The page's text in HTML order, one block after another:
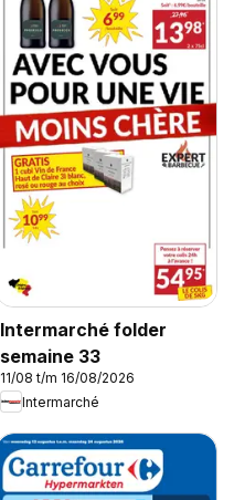
Intermarché folder
semaine 33
11/08 t/m 16/08/2026
Intermarché